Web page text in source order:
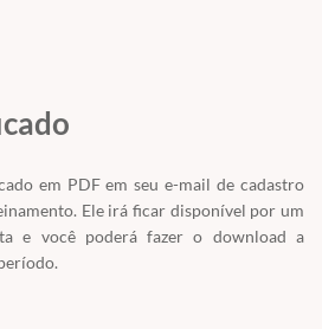
em PDF em seu e-mail de cadastro
Ele irá ficar disponível por um
e você poderá fazer o download a